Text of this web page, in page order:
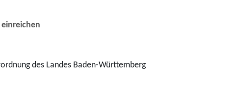
des Landes Baden-Württemberg